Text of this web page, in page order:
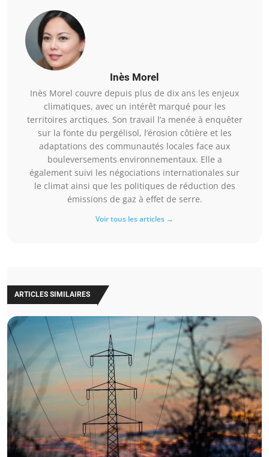
Inès Morel
Inès Morel couvre depuis plus de dix ans les enjeux
climatiques, avec un intérêt marqué pour les
territoires arctiques. Son travail l’a menée à enquêter
sur la fonte du pergélisol, l’érosion côtière et les
adaptations des communautés locales face aux
bouleversements environnementaux. Elle a
également suivi les négociations internationales sur
le climat ainsi que les politiques de réduction des
émissions de gaz à effet de serre.
Voir tous les articles →
ARTICLES SIMILAIRES